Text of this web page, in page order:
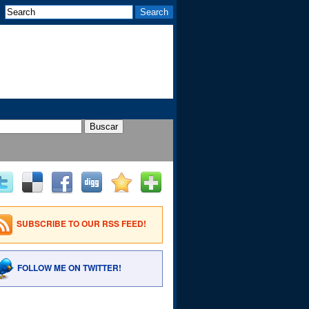
SUBSCRIBE TO OUR RSS FEED!
FOLLOW ME ON TWITTER!